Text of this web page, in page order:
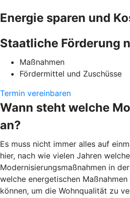
Energie sparen und
Staatliche Förderung
Maßnahmen
Fördermittel und Zuschüsse
Termin vereinbaren
Wann steht welche
an?
Es muss nicht immer alles auf
hier, nach wie vielen Jahren welche
Modernisierungsmaßnahmen in
welche energetischen
können, um die Wohnqualität zu